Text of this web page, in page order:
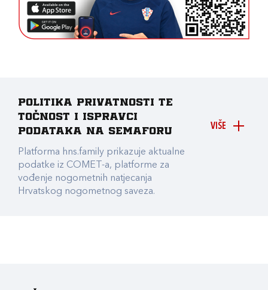
VIŠE
Politika privatnosti te
točnost i ispravci
podataka na Semaforu
Platforma hns.family prikazuje aktualne
podatke iz COMET-a, platforme za
vođenje nogometnih natjecanja
Hrvatskog nogometnog saveza.